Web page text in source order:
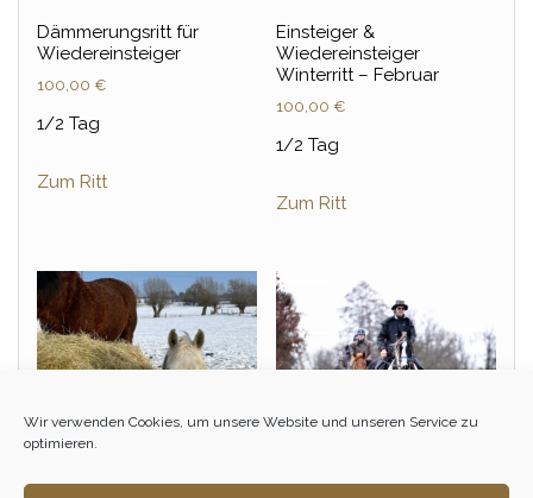
Wir verwenden Cookies, um unsere Website und unseren Service zu
optimieren.
Dämmerungsritt für
Wiedereinsteiger
100,00 €
1/2 Tag
Zum Ritt
Einsteiger &
Wiedereinsteiger
Winterritt – Februar
100,00 €
1/2 Tag
Zum Ritt